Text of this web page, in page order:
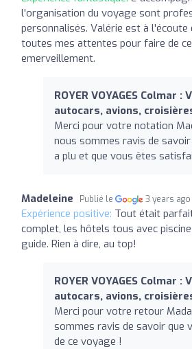
l'organisation du voyage sont
personnalisés. Valérie est à l'écoute
toutes mes attentes pour faire de
emerveillement.
ROYER VOYAGES Colmar :
autocars, avions,
Merci pour votre notation
nous sommes ravis de
a plu et que vous êtes
Madeleine Publié le 3 years ago
Expérience positive: Tout était
complet, les hôtels tous avec
guide. Rien à dire, au top!
ROYER VOYAGES Colmar :
autocars, avions,
Merci pour votre retour
sommes ravis de savoir que
de ce voyage !